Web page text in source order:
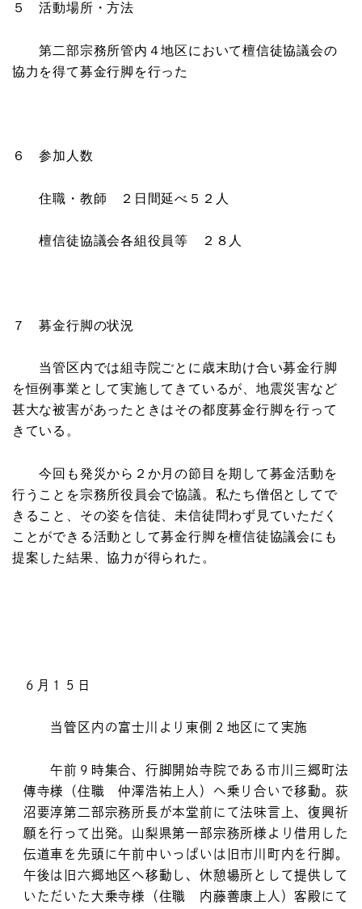
５ 活動場所・方法
第二部宗務所管内４地区において檀信徒協議会の
協力を得て募金行脚を行った
６ 参加人数
住職・教師 ２日間延べ５２人
檀信徒協議会各組役員等 ２８人
７ 募金行脚の状況
当管区内では組寺院ごとに歳末助け合い募金行脚
を恒例事業として実施してきているが、地震災害など
甚大な被害があったときはその都度募金行脚を行って
きている。
今回も発災から２か月の節目を期して募金活動を
行うことを宗務所役員会で協議。私たち僧侶としてで
きること、その姿を信徒、未信徒問わず見ていただく
ことができる活動として募金行脚を檀信徒協議会にも
提案した結果、協力が得られた。
６月１５日
当管区内の富士川より東側２地区にて実施
午前９時集合、行脚開始寺院である市川三郷町法
傳寺様（住職 仲澤浩祐上人）へ乗り合いで移動。荻
沼要淳第二部宗務所長が本堂前にて法味言上、復興祈
願を行って出発。山梨県第一部宗務所様より借用した
伝道車を先頭に午前中いっぱいは旧市川町内を行脚。
午後は旧六郷地区へ移動し、休憩場所として提供して
いただいた大乗寺様（住職 内藤善康上人）客殿にて